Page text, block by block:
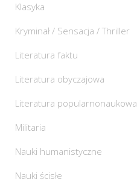
Klasyka
Kryminał / Sensacja / Thriller
Literatura faktu
Literatura obyczajowa
Literatura popularnonaukowa
Militaria
Nauki humanistyczne
Nauki ścisłe